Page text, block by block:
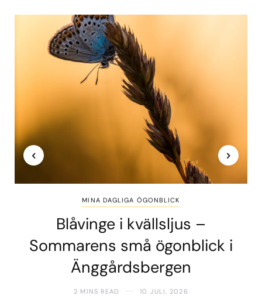
MINA DAGLIGA ÖGONBLICK
Blåvinge i kvällsljus –
Sommarens små ögonblick i
Änggårdsbergen
2 MINS READ 10 JULI, 2026